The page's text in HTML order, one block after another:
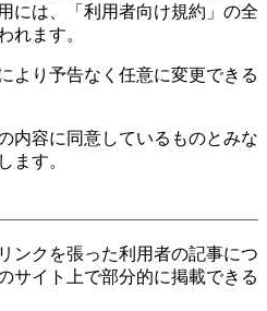
には、「利用者向け規約」の全
れます。
より予告なく任意に変更できる
内容に同意しているものとみな
ます。
ンクを張った利用者の記事につ
サイト上で部分的に掲載できる